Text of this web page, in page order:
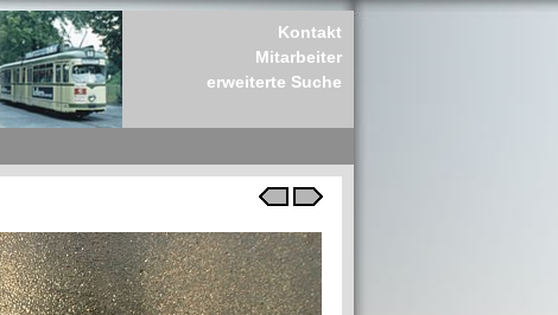
Kontakt
Mitarbeiter
erweiterte Suche